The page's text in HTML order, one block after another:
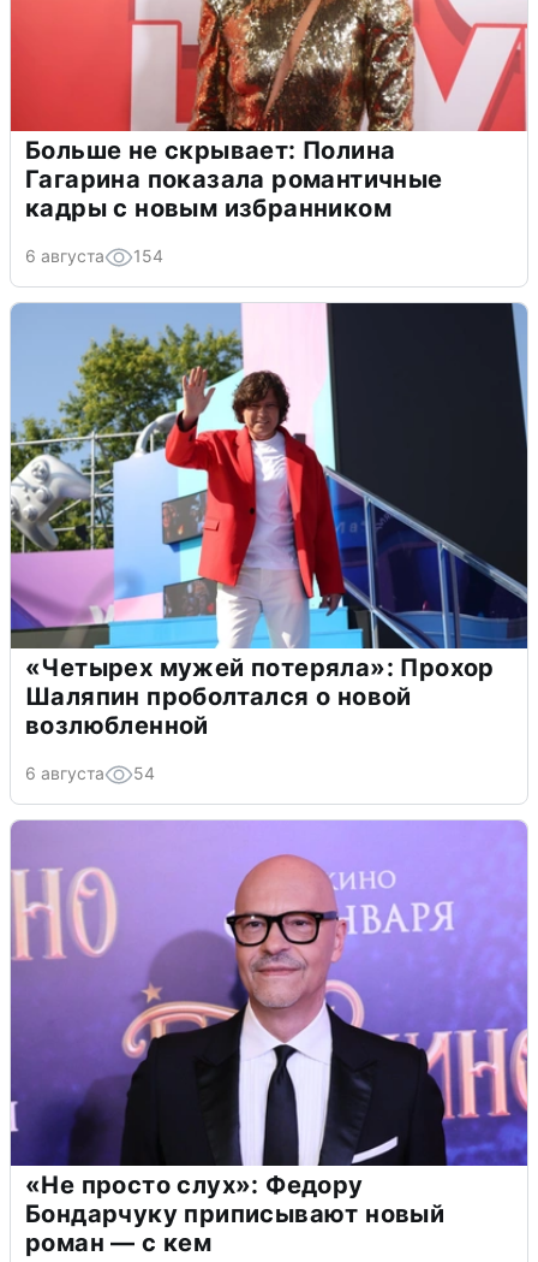
Больше не скрывает: Полина
Гагарина показала романтичные
кадры с новым избранником
6 августа 154
«Четырех мужей потеряла»: Прохор
Шаляпин проболтался о новой
возлюбленной
6 августа 54
«Не просто слух»: Федору
Бондарчуку приписывают новый
роман — с кем